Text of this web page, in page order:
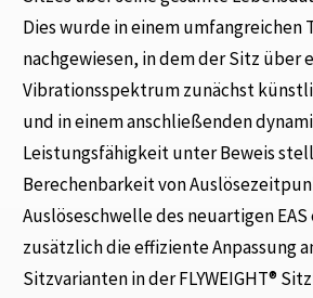
Dies wurde in einem umfangreichen
nachgewiesen, in dem der Sitz über
Vibrationsspektrum zunächst
und in einem anschließenden
Leistungsfähigkeit unter Beweis
Berechenbarkeit von
Auslöseschwelle des neuartigen
zusätzlich die effiziente Anpassung
Sitzvarianten in der FLYWEIGHT®